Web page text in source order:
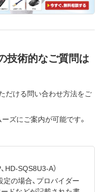
技術的なご質問は
だける問い合わせ方法をご
ズにご案内が可能です。
HD-SQS8U3-A）
の場合、プロバイダー